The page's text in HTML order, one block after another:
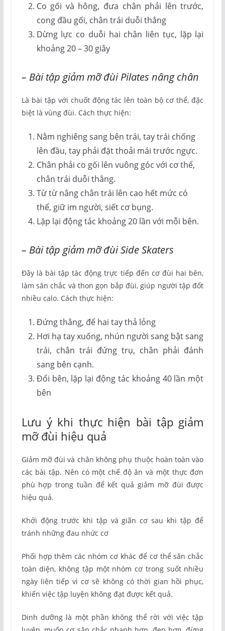
Co gối và hông, đưa chân phải lên trước,
cong đầu gối, chân trái duỗi thẳng
Dừng lực co duỗi hai chân liên tục, lặp lại
khoảng 20 – 30 giây
– Bài tập giảm mỡ đùi Pilates nâng chân
Là bài tập với chuốt động tác lên toàn bộ cơ thể, đặc
biệt là vùng đùi. Cách thực hiện:
Nằm nghiêng sang bên trái, tay trái chống
lên đầu, tay phải đặt thoải mái trước ngực.
Chân phải co gối lên vuông góc với cơ thể,
chân trái duỗi thẳng.
Từ từ nâng chân trái lên cao hết mức có
thể, giữ im người, siết cơ bụng.
Lặp lại động tác khoảng 20 lần với mỗi bên.
– Bài tập giảm mỡ đùi Side Skaters
Đây là bài tập tác động trực tiếp đến cơ đùi hai bên,
làm săn chắc và thon gọn bắp đùi, giúp người tập đốt
nhiều calo. Cách thực hiện:
Đứng thẳng, để hai tay thả lỏng
Hơi hạ tay xuống, nhún người sang bật sang
trái, chân trái đứng trụ, chân phải đánh
sang bên cạnh.
Đổi bên, lặp lại động tác khoảng 40 lần một
bên
Lưu ý khi thực hiện bài tập giảm
mỡ đùi hiệu quả
Giảm mỡ đùi và chân không phụ thuộc hoàn toàn vào
các bài tập. Nên có một chế độ ăn và một thực đơn
phù hợp trong tuần để kết quả giảm mỡ đùi được
hiệu quả.
Khởi động trước khi tập và giãn cơ sau khi tập để
tránh những đau nhức cơ
Phối hợp thêm các nhóm cơ khác để cơ thể săn chắc
toàn diện, không tập một nhóm cơ trong suốt nhiều
ngày liên tiếp vì cơ sẽ không có thời gian hồi phục,
khiến việc tập luyện không đạt được kết quả.
Dinh dưỡng là một phần không thể rời với việc tập